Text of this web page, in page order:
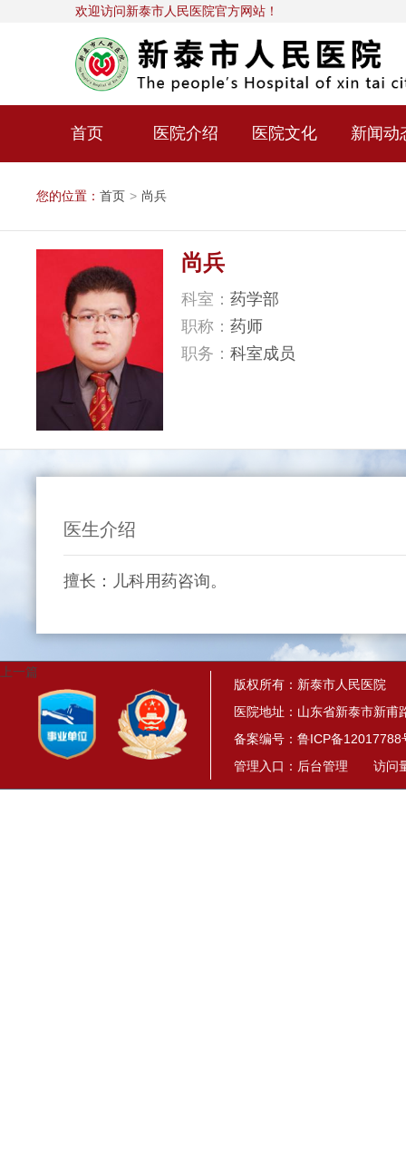
欢迎访问新泰市人民医院官方网站！
首页 医院介绍 医院文化 新闻动
您的位置： 首页 > 尚兵
尚兵
科室： 药学部
职称： 药师
职务： 科室成员
医生介绍
擅长：儿科用药咨询。
上一篇
版权所有：新泰市人民医院
医院地址：山东省新泰市新甫
备案编号： 鲁ICP备12017788
管理入口： 后台管理 访问量